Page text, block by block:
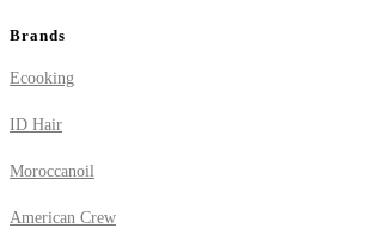
Brands
Ecooking
ID Hair
Moroccanoil
American Crew